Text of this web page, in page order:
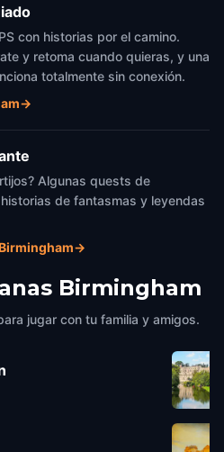
con historias por el camino.
y retoma cuando quieras, y una
totalmente sin conexión.
→
Algunas quests de
de fantasmas y leyendas
→
Birmingham
jugar con tu familia y amigos.